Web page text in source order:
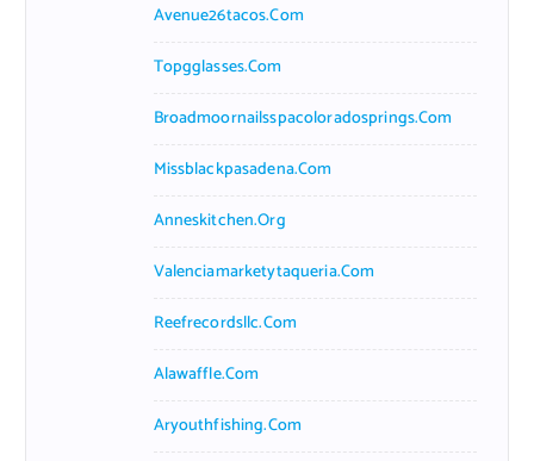
Avenue26tacos.com
Topgglasses.com
Broadmoornailsspacoloradosprings.com
Missblackpasadena.com
Anneskitchen.org
Valenciamarketytaqueria.com
Reefrecordsllc.com
Alawaffle.com
Aryouthfishing.com